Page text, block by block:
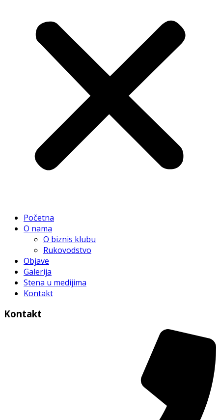
Početna
O nama
O biznis klubu
Rukovodstvo
Objave
Galerija
Stena u medijima
Kontakt
Kontakt